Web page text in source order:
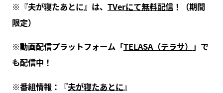
※『夫が寝たあとに』は、 TVerにて無料配信！（期間
限定）
※動画配信プラットフォーム「TELASA（テラサ） 」で
も配信中！
※番組情報：『夫が寝たあとに』